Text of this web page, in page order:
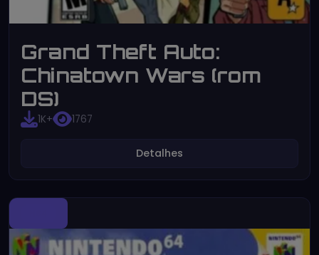
Grand Theft Auto:
Chinatown Wars (rom
DS)
1K+ 1767
Detalhes